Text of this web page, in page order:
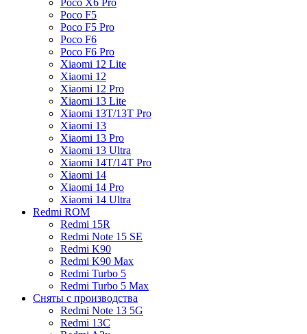
Poco X6 Pro
Poco F5
Poco F5 Pro
Poco F6
Poco F6 Pro
Xiaomi 12 Lite
Xiaomi 12
Xiaomi 12 Pro
Xiaomi 13 Lite
Xiaomi 13T/13T Pro
Xiaomi 13
Xiaomi 13 Pro
Xiaomi 13 Ultra
Xiaomi 14T/14T Pro
Xiaomi 14
Xiaomi 14 Pro
Xiaomi 14 Ultra
Redmi ROM
Redmi 15R
Redmi Note 15 SE
Redmi K90
Redmi K90 Max
Redmi Turbo 5
Redmi Turbo 5 Max
Сняты с производства
Redmi Note 13 5G
Redmi 13C